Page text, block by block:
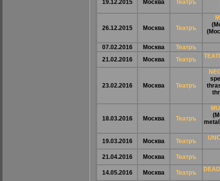
19.12.2015 Москва Театръ
26.12.2015 Москва Театръ
07.02.2016 Москва
Театръ
21.02.2016
Москва Театръ
23.02.2016 Москва Театръ
18.03.2016 Москва Театръ
19.03.2016 Москва Театръ
21.04.2016 Москва Театръ
14.05.2016 Москва Театръ